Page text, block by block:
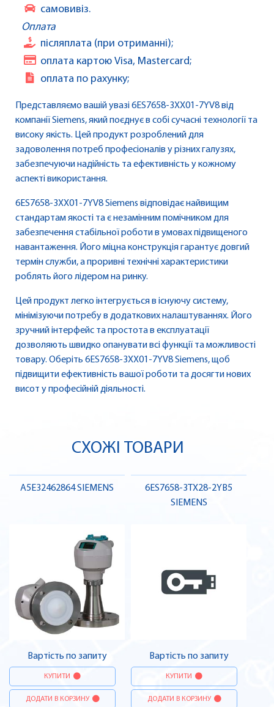
самовивіз.
Оплата
післяплата (при отриманні);
оплата картою Visa, Mastercard;
оплата по рахунку;
Представляємо вашій увазі 6ES7658-3XX01-7YV8 від
компанії Siemens, який поєднує в собі сучасні технології та
високу якість. Цей продукт розроблений для
задоволення потреб професіоналів у різних галузях,
забезпечуючи надійність та ефективність у кожному
аспекті використання.
6ES7658-3XX01-7YV8 Siemens відповідає найвищим
стандартам якості та є незамінним помічником для
забезпечення стабільної роботи в умовах підвищеного
навантаження. Його міцна конструкція гарантує довгий
термін служби, а проривні технічні характеристики
роблять його лідером на ринку.
Цей продукт легко інтегрується в існуючу систему,
мінімізуючи потребу в додаткових налаштуваннях. Його
зручний інтерфейс та простота в експлуатації
дозволяють швидко опанувати всі функції та можливості
товару. Оберіть 6ES7658-3XX01-7YV8 Siemens, щоб
підвищити ефективність вашої роботи та досягти нових
висот у професійній діяльності.
СХОЖІ ТОВАРИ
A5E32462864 SIEMENS
Вартість по запиту
КУПИТИ
ДОДАТИ В КОРЗИНУ
6ES7658-3TX28-2YB5
SIEMENS
Вартість по запиту
КУПИТИ
ДОДАТИ В КОРЗИНУ